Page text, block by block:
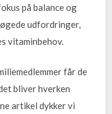
på balance og
udfordringer,
vitaminbehov.
får de
bliver hverken
artikel dykker vi